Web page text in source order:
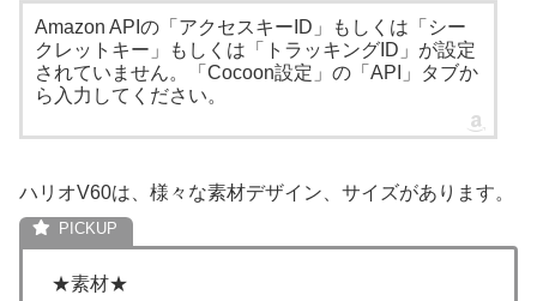
Amazon APIの「アクセスキーID」もしくは「シー
クレットキー」もしくは「トラッキングID」が設定
されていません。「Cocoon設定」の「API」タブか
ら入力してください。
ハリオV60は、様々な素材デザイン、サイズがあります。
★素材★